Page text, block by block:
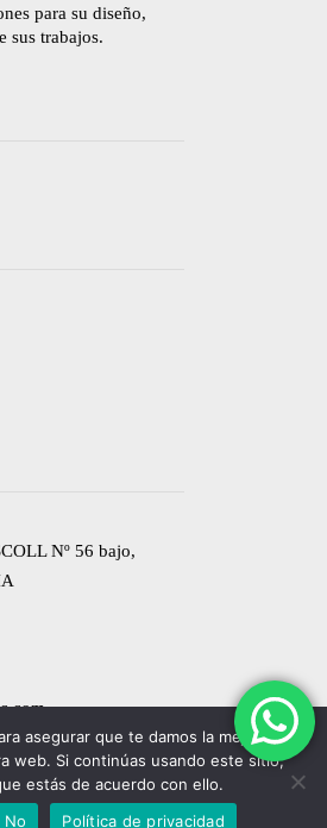
para su diseño,
sus trabajos.
Nº 56 bajo,
asegurar que te damos la mejor
web. Si continúas usando este sitio,
estás de acuerdo con ello.
No Política de privacidad